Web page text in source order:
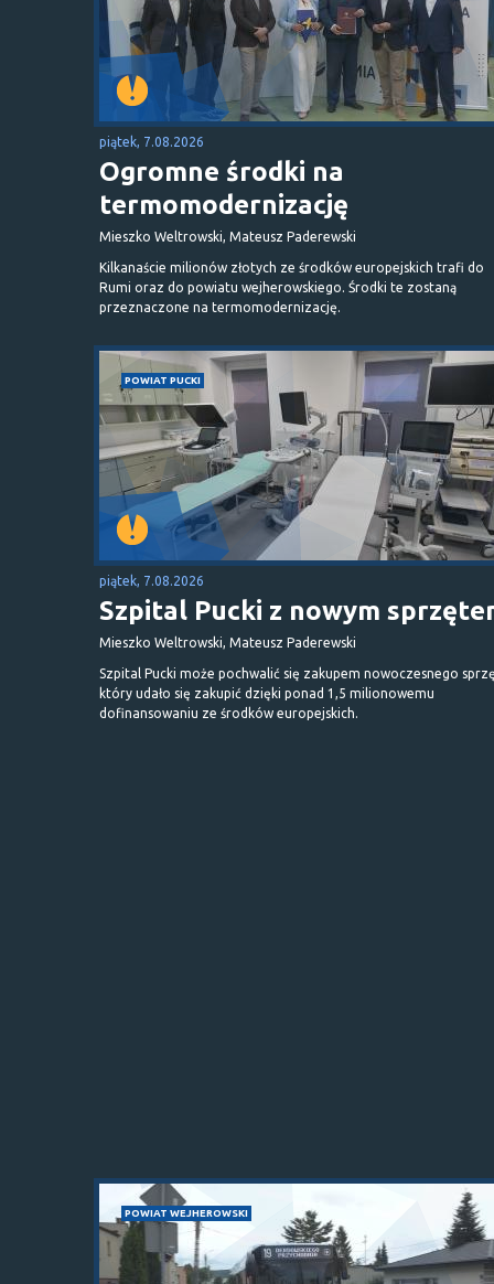
piątek, 7.08.2026
Ogromne środki na
termomodernizację
Mieszko Weltrowski, Mateusz Paderewski
Kilkanaście milionów złotych ze środków europejskich trafi do
Rumi oraz do powiatu wejherowskiego. Środki te zostaną
przeznaczone na termomodernizację.
POWIAT PUCKI
piątek, 7.08.2026
Szpital Pucki z nowym
Mieszko Weltrowski, Mateusz Paderewski
Szpital Pucki może pochwalić się zakupem nowoczesnego
który udało się zakupić dzięki ponad 1,5 milionowemu
dofinansowaniu ze środków europejskich.
POWIAT WEJHEROWSKI